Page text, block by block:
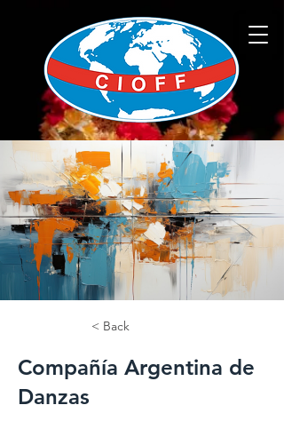
< Back
Compañía Argentina de
Danzas